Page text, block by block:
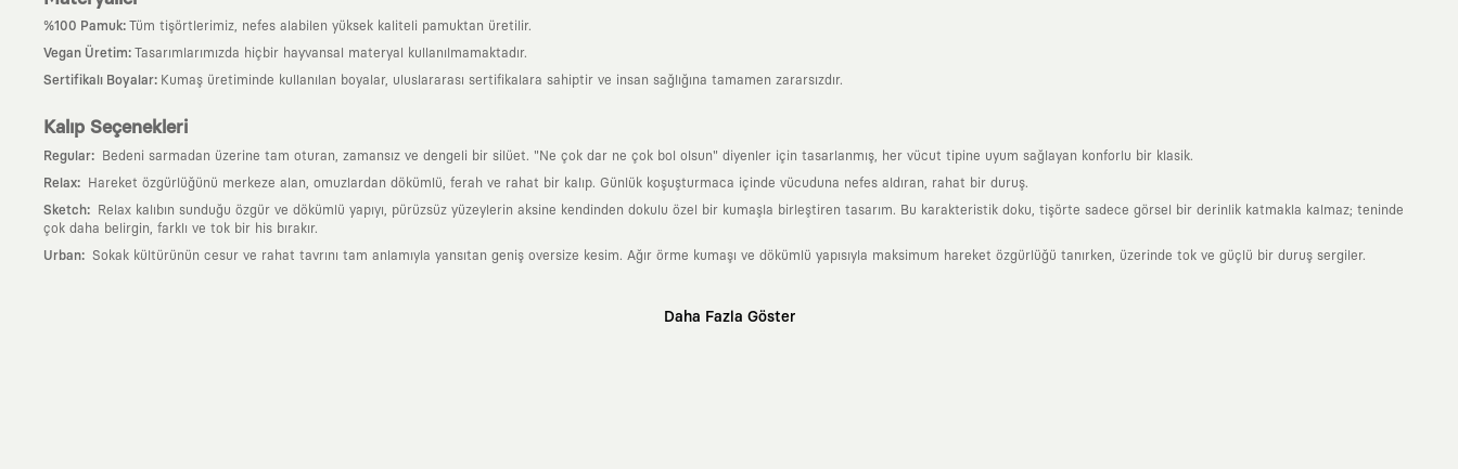
%100 Pamuk: Tüm tişörtlerimiz, nefes alabilen yüksek kaliteli pamuktan üretilir.
Vegan Üretim: Tasarımlarımızda hiçbir hayvansal materyal kullanılmamaktadır.
Sertifikalı Boyalar: Kumaş üretiminde kullanılan boyalar, uluslararası sertifikalara sahiptir ve insan sağlığına tamamen zararsızdır.
Kalıp Seçenekleri
Regular: Bedeni sarmadan üzerine tam oturan, zamansız ve dengeli bir silüet. "Ne çok dar ne çok bol olsun" diyenler için tasarlanmış, her vücut tipine uyum sağlayan konforlu bir klasik.
Relax: Hareket özgürlüğünü merkeze alan, omuzlardan dökümlü, ferah ve rahat bir kalıp. Günlük koşuşturmaca içinde vücuduna nefes aldıran, rahat bir duruş.
Sketch:
Relax kalıbın sunduğu özgür ve dökümlü yapıyı, pürüzsüz yüzeylerin aksine kendinden dokulu özel bir kumaşla birleştiren tasarım. Bu karakteristik doku, tişörte sadece görsel bir derinlik katmakla kalmaz; teninde
çok daha belirgin, farklı ve tok bir his bırakır.
Urban: Sokak kültürünün cesur ve rahat tavrını tam anlamıyla yansıtan geniş oversize kesim. Ağır örme kumaşı ve dökümlü yapısıyla maksimum hareket özgürlüğü tanırken, üzerinde tok ve güçlü bir duruş sergiler.
Daha Fazla Göster